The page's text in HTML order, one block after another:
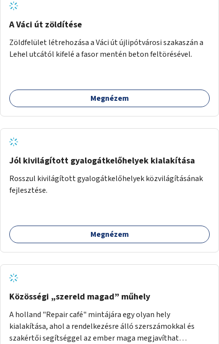
A Váci út zöldítése
Zöldfelület létrehozása a Váci út újlipótvárosi szakaszán a
Lehel utcától kifelé a fasor mentén beton feltörésével.
Megnézem
Jól kivilágított gyalogátkelőhelyek kialakítása
Rosszul kivilágított gyalogátkelőhelyek közvilágításának
fejlesztése.
Megnézem
Közösségi „szereld magad” műhely
A holland "Repair café" mintájára egy olyan hely
kialakítása, ahol a rendelkezésre álló szerszámokkal és
szakértői segítséggel az ember maga megjavíthat